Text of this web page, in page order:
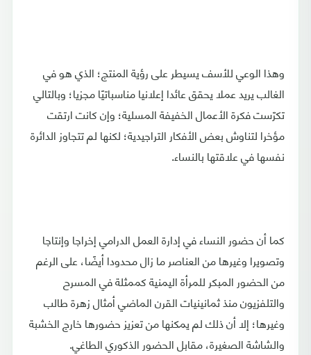
وهذا الوعي للأسف يسيطر على رؤية المنتج؛ الذي هو في
الغالب يريد عملا يحقق عائدا إعلانيا مناسباتيًا مجزيا؛ وبالتالي
تكرّست فكرة الأعمال الخفيفة المسلية؛ وإن كانت ارتقت
مؤخرا لتناوش بعض الأفكار التراجيدية؛ لكنها لم تتجاوز الدائرة
نفسها في علاقتها بالنساء.
كما أن حضور النساء في إدارة العمل الدرامي إخراجا وإنتاجا
وتصويرا وغيرها من العناصر ما زال محدودا أيضًا، على الرغم
من الحضور المبكر للمرأة اليمنية كممثلة في المسرح
والتلفزيون منذ ثمانينيات القرن الماضي أمثال زهرة طالب
وغيرها؛ إلا أن ذلك لم يمكنها من تعزيز حضورها خارج الخشبة
والشاشة الصغيرة، مقابل الحضور الذكوري الطاغي.